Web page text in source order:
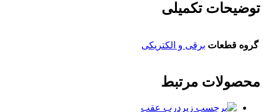
توضیحات تکمیلی
گروه قطعات برقی و الکتریکی
محصولات مرتبط